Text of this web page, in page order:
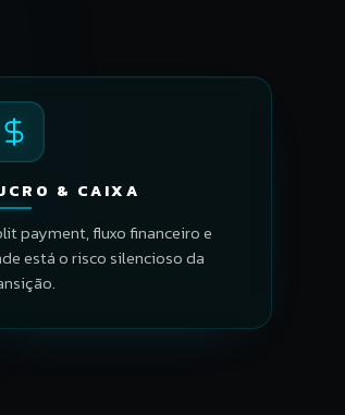
& CAIXA
payment, fluxo financeiro e
está o risco silencioso da